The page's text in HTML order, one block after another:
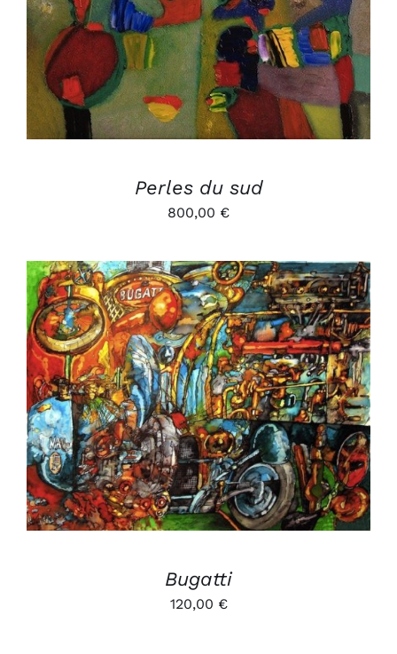
Perles du sud
800,00 €
AJOUTER AU PANIER
/
DÉTAILS
Bugatti
120,00 €